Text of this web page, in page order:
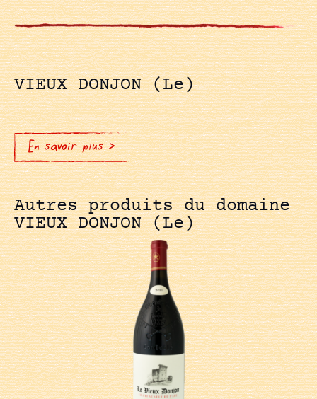
VIEUX DONJON (Le)
En savoir plus >
Autres produits du domaine
VIEUX DONJON (Le)